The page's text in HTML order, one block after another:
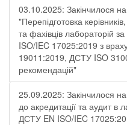
03.10.2025: Закінчилося
"Перепідготовка
та фахівців лабораторій
ISO/IEC 17025:2019 з
19011:2019, ДСТУ ISO
рекомендацій"
25.09.2025: Закінчилося
до акредитації та аудит в
ДСТУ EN ISO/IEC